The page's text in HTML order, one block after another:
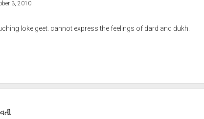
3, 2010
loke geet. cannot express the feelings of dard and dukh.